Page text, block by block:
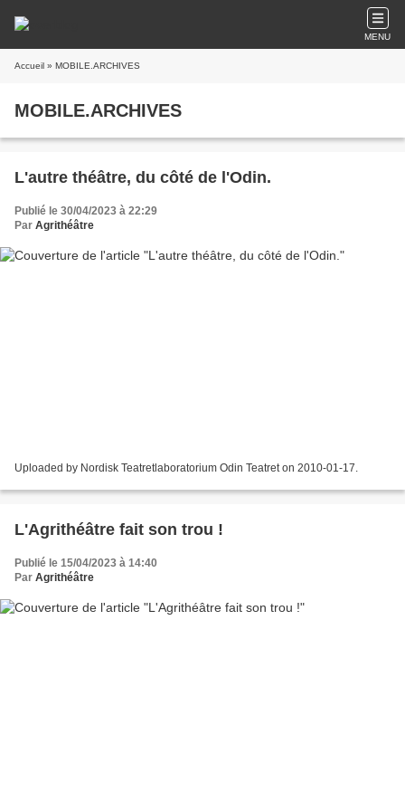
MENU
Accueil » MOBILE.ARCHIVES
MOBILE.ARCHIVES
L'autre théâtre, du côté de l'Odin.
Publié le 30/04/2023 à 22:29
Par Agrithéâtre
Uploaded by Nordisk Teatretlaboratorium Odin Teatret on 2010-01-17.
L'Agrithéâtre fait son trou !
Publié le 15/04/2023 à 14:40
Par Agrithéâtre